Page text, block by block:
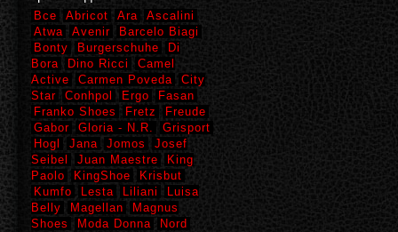
Все Abricot Ara
Ascalini
Atwa
Avenir
Barcelo Biagi
Bonty
Burgerschuhe
Di
Bora
Dino Ricci
Camel
Active
Carmen Poveda
City
Star
Conhpol Ergo
Fasan
Franko Shoes
Fretz
Freude
Gabor
Gloria - N.R.
Grisport
Hogl
Jana Jomos
Josef
Seibel
Juan Maestre
King
Paolo
KingShoe
Krisbut
Kumfo
Lesta Liliani
Luisa
Belly
Magellan
Magnus
Shoes
Moda Donna
Nord